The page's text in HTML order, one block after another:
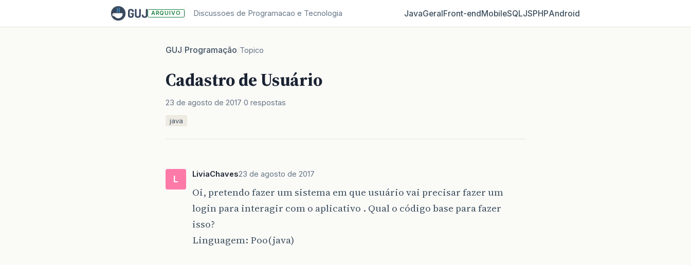
ARQUIVO Discussoes de Programacao e Tecnologia JavaGeralFront‑endMobileSQLJSPHPAndroid
GUJ/Programação/Topico
Cadastro de Usuário
23 de agosto de 2017 0 respostas
java
L LiviaChaves23 de agosto de 2017
Oi, pretendo fazer um sistema em que usuário vai precisar fazer um
login para interagir com o aplicativo . Qual o código base para fazer
isso?
Linguagem: Poo(java)